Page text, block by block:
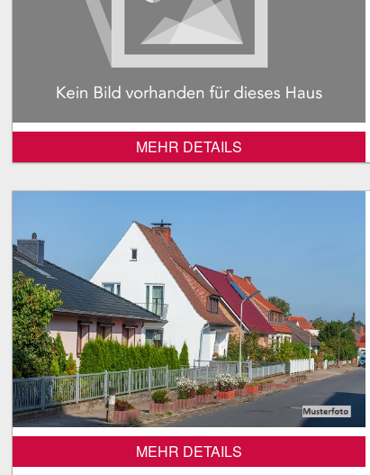
MEHR DETAILS
MEHR DETAILS